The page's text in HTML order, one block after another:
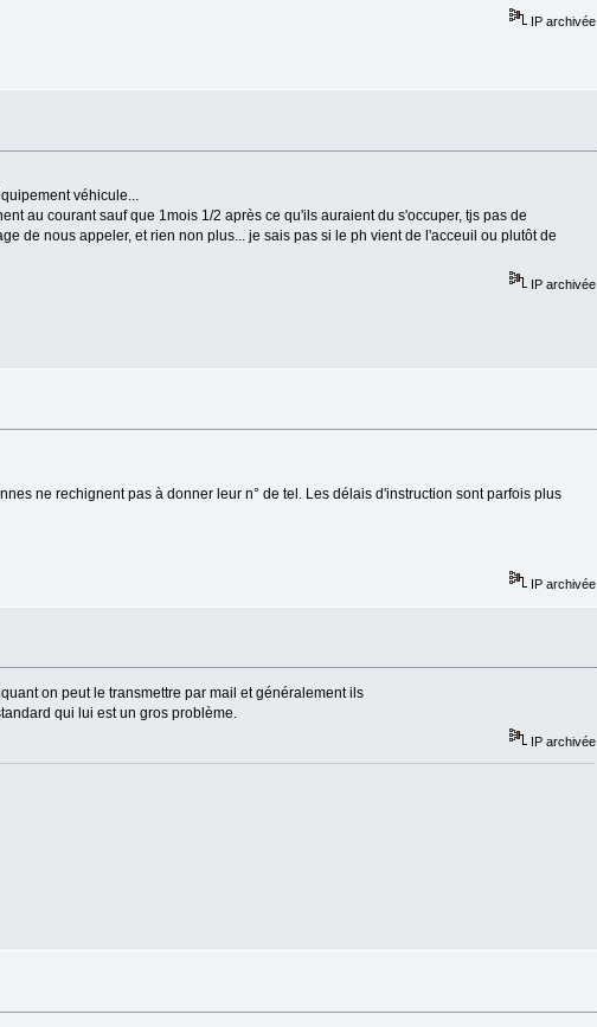
IP archivée
véhicule...
au courant sauf que 1mois 1/2 après ce qu'ils auraient du s'occuper, tjs pas de
de nous appeler, et rien non plus... je sais pas si le ph vient de l'acceuil ou plutôt de
IP archivée
ne rechignent pas à donner leur n° de tel. Les délais d'instruction sont parfois plus
IP archivée
on peut le transmettre par mail et généralement ils
qui lui est un gros problème.
IP archivée